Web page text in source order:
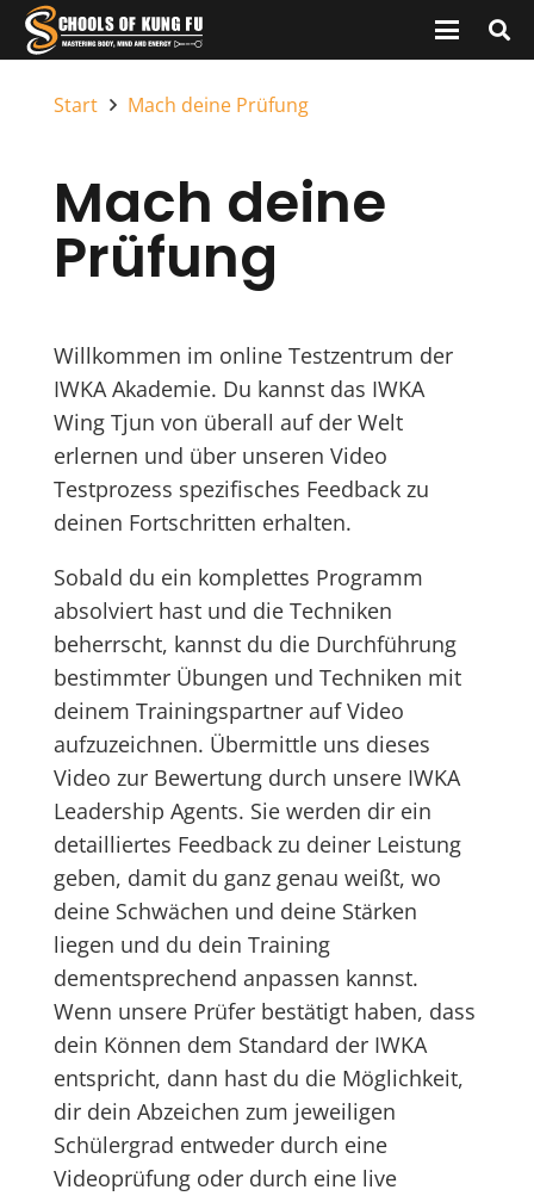
Start Mach deine Prüfung
Mach deine
Prüfung
Willkommen im online Testzentrum der
IWKA Akademie. Du kannst das IWKA
Wing Tjun von überall auf der Welt
erlernen und über unseren Video
Testprozess spezifisches Feedback zu
deinen Fortschritten erhalten.
Sobald du ein komplettes Programm
absolviert hast und die Techniken
beherrscht, kannst du die Durchführung
bestimmter Übungen und Techniken mit
deinem Trainingspartner auf Video
aufzuzeichnen. Übermittle uns dieses
Video zur Bewertung durch unsere IWKA
Leadership Agents. Sie werden dir ein
detailliertes Feedback zu deiner Leistung
geben, damit du ganz genau weißt, wo
deine Schwächen und deine Stärken
liegen und du dein Training
dementsprechend anpassen kannst.
Wenn unsere Prüfer bestätigt haben, dass
dein Können dem Standard der IWKA
entspricht, dann hast du die Möglichkeit,
dir dein Abzeichen zum jeweiligen
Schülergrad entweder durch eine
Videoprüfung oder durch eine live